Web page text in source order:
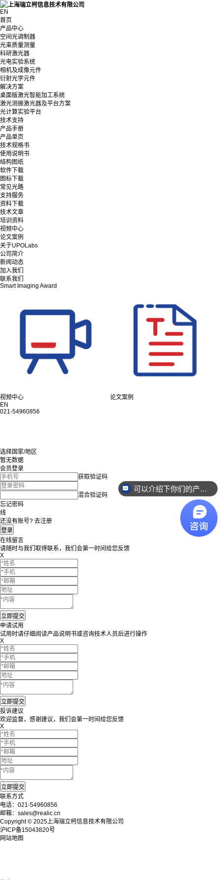
EN
首页
产品中心
空间光调制器
光束质量测量
科研激光器
光电实验系统
相机及成像元件
衍射光学元件
解决方案
桌面版激光智能加工系统
激光测振激光器及平台方案
光计算实验平台
技术支持
产品手册
产品单页
技术规格书
使用说明书
结构图纸
软件下载
图标下载
常见光路
支持服务
资料下载
技术文章
培训资料
视频中心
论文案例
关于UPOLabs
公司简介
新闻动态
加入我们
联系我们
Smart Imaging Award
视频中心
论文案例
EN
021-54960856
选择国家/地区
暂无数据
会员登录
获取验证码
混合验证码
忘记密码
线
还没有账号? 去注册
在线留言
请随时与我们取得联系，我们会第一时间给您反馈
X
申请试用
试用时请仔细阅读产品说明书或咨询技术人员后进行操作
X
投诉建议
欢迎监督，感谢建议，我们会第一时间给您反馈
X
联系方式
电话：021-54960856
邮箱：sales@realic.cn
Copyright © 2025上海瑞立柯信息技术有限公司
沪ICP备15043820号
网站地图